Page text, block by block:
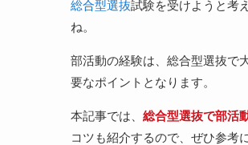
総合型選抜試験を受けようと考
ね。
部活動の経験は、総合型選抜で
要なポイントとなります。
本記事では、 総合型選抜で部活
コツも紹介するので、ぜひ参考